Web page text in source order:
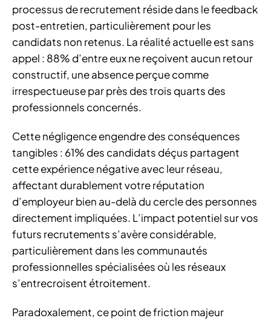
processus de recrutement réside dans le feedback
post-entretien, particulièrement pour les
candidats non retenus. La réalité actuelle est sans
appel : 88% d’entre eux ne reçoivent aucun retour
constructif, une absence perçue comme
irrespectueuse par près des trois quarts des
professionnels concernés.
Cette négligence engendre des conséquences
tangibles : 61% des candidats déçus partagent
cette expérience négative avec leur réseau,
affectant durablement votre réputation
d’employeur bien au-delà du cercle des personnes
directement impliquées. L’impact potentiel sur vos
futurs recrutements s’avère considérable,
particulièrement dans les communautés
professionnelles spécialisées où les réseaux
s’entrecroisent étroitement.
Paradoxalement, ce point de friction majeur